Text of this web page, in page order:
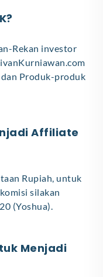
Rekan investor
Produk-produk
Affiliate
Rupiah, untuk
silakan
(Yoshua).
Menjadi